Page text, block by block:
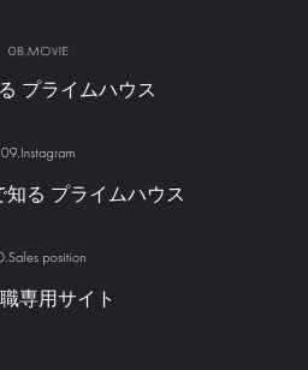
プライムハウス
知る プライムハウス
専用サイト